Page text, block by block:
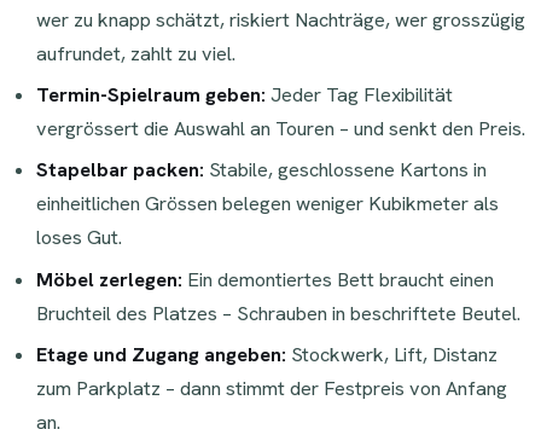
wer zu knapp schätzt, riskiert Nachträge, wer grosszügig
aufrundet, zahlt zu viel.
Termin-Spielraum geben: Jeder Tag Flexibilität
vergrössert die Auswahl an Touren – und senkt den Preis.
Stapelbar packen: Stabile, geschlossene Kartons in
einheitlichen Grössen belegen weniger Kubikmeter als
loses Gut.
Möbel zerlegen: Ein demontiertes Bett braucht einen
Bruchteil des Platzes – Schrauben in beschriftete Beutel.
Etage und Zugang angeben: Stockwerk, Lift, Distanz
zum Parkplatz – dann stimmt der Festpreis von Anfang
an.